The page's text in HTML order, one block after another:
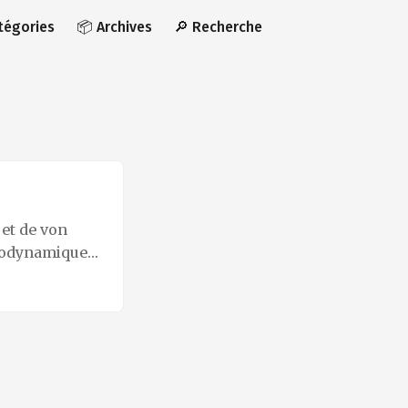
📦 Archives 🔎 Recherche
de von